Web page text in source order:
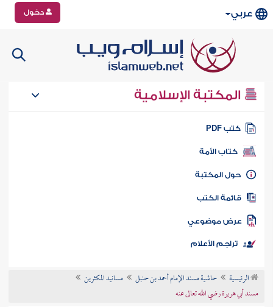
عربي دخول
المكتبة الإسلامية
كتب PDF
كتاب الأمة
المكتبة
الكتب
موضوعي
تراجم الأعلام
الرئيسية حاشية مسند الإمام أحمد بن حنبل
مسانيد المكثرين
مسند أبي هريرة رضي الله تعالى عنه